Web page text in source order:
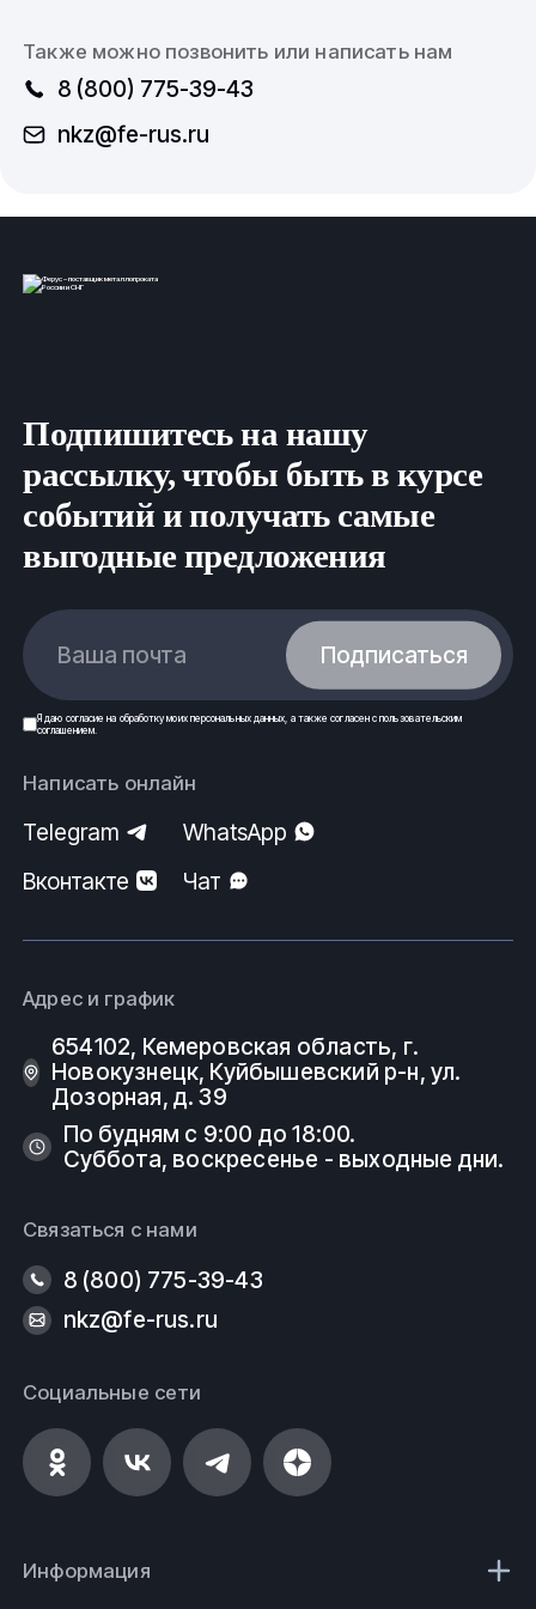
Также можно позвонить или написать нам
8 (800) 775-39-43
nkz@fe-rus.ru
Подпишитесь на нашу
рассылку, чтобы быть в курсе
событий и получать самые
выгодные предложения
Ваша почта Подписаться
Я даю согласие на обработку моих персональных данных , а также согласен спользовательским
соглашением.
Написать онлайн
Telegram
WhatsApp
Вконтакте
Чат
Адрес и график
654102, Кемеровская область, г.
Новокузнецк, Куйбышевский р-н, ул.
Дозорная, д. 39
По будням с 9:00 до 18:00.
Суббота, воскресенье - выходные дни.
Связаться с нами
8 (800) 775-39-43
nkz@fe-rus.ru
Социальные сети
Информация